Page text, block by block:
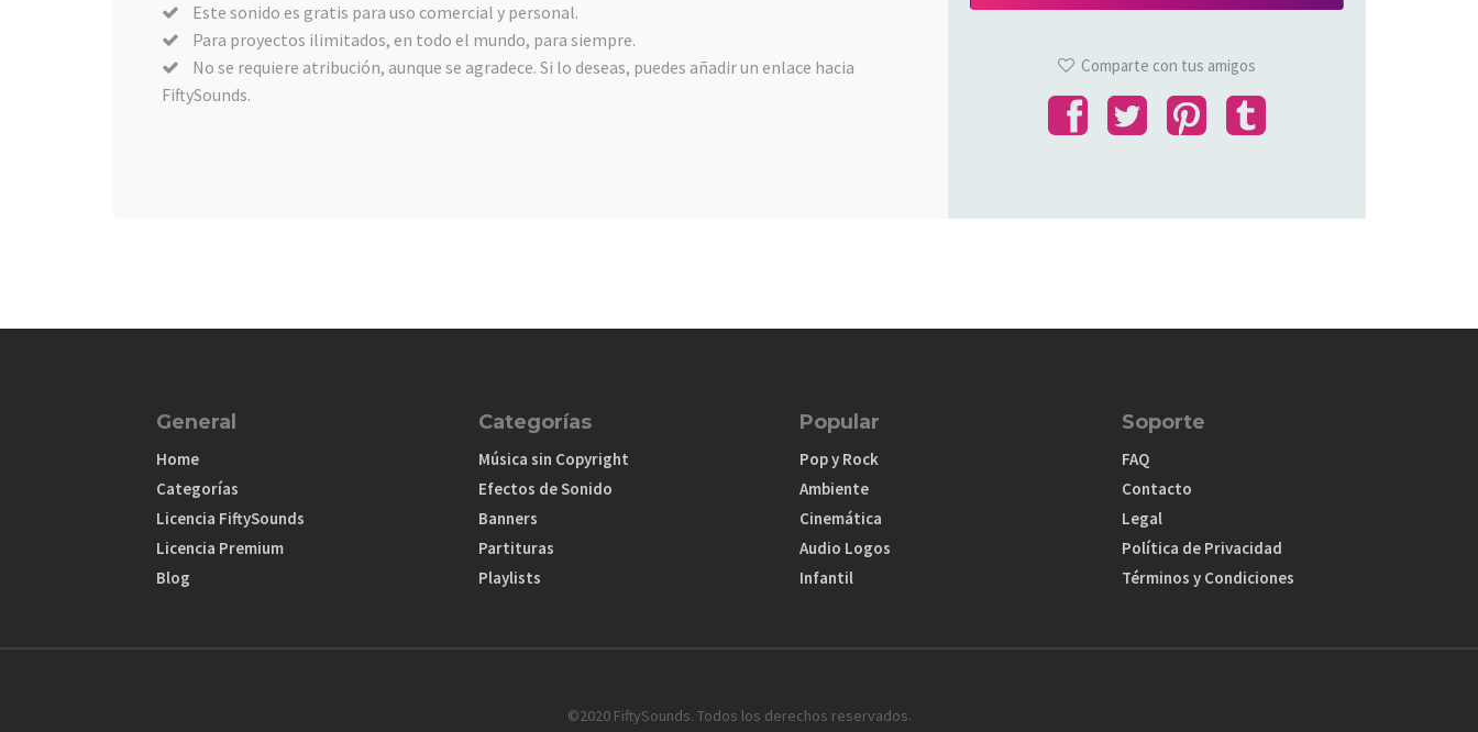
Este sonido es gratis para uso comercial y personal.
Para proyectos ilimitados, en todo el mundo, para siempre.
No se requiere atribución, aunque se agradece. Si lo deseas, puedes añadir un enlace hacia
FiftySounds.
Comparte con tus amigos
General
Home
Categorías
Licencia FiftySounds
Licencia Premium
Blog
Categorías
Música sin Copyright
Efectos de Sonido
Banners
Partituras
Playlists
Popular
Pop y Rock
Ambiente
Cinemática
Audio Logos
Infantil
Soporte
FAQ
Contacto
Legal
Política de Privacidad
Términos y Condiciones
©2020 FiftySounds. Todos los derechos reservados.